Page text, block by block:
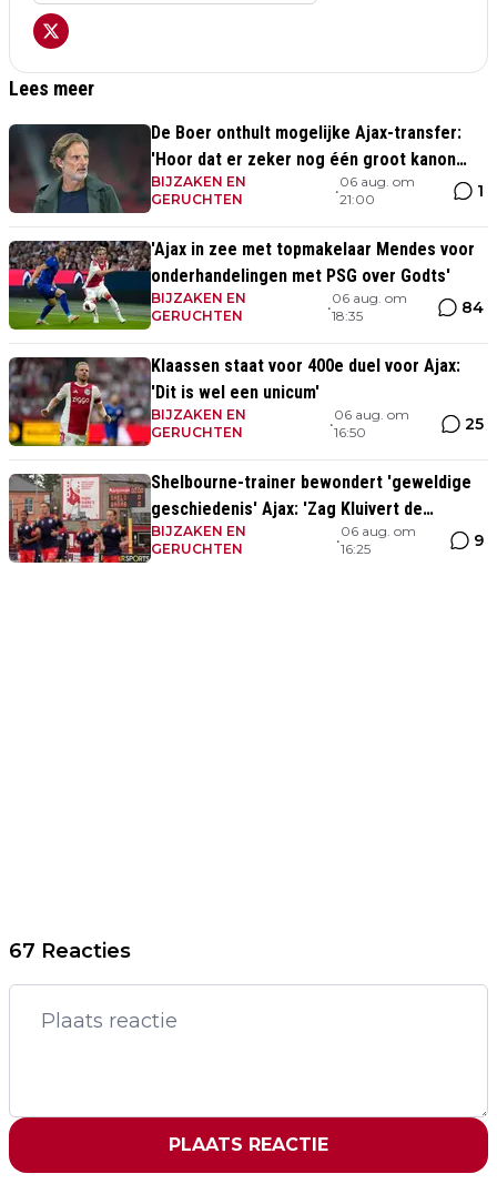
Lees meer
De Boer onthult mogelijke Ajax-transfer:
'Hoor dat er zeker nog één groot kanon
aankomt'
BIJZAKEN EN
GERUCHTEN
•
06 aug. om
21:00
1
'Ajax in zee met topmakelaar Mendes voor
onderhandelingen met PSG over Godts'
BIJZAKEN EN
GERUCHTEN
•
06 aug. om
18:35
84
Klaassen staat voor 400e duel voor Ajax:
'Dit is wel een unicum'
BIJZAKEN EN
GERUCHTEN
•
06 aug. om
16:50
25
Shelbourne-trainer bewondert 'geweldige
geschiedenis' Ajax: 'Zag Kluivert de
winnende scoren'
BIJZAKEN EN
GERUCHTEN
•
06 aug. om
16:25
9
67 Reacties
PLAATS REACTIE